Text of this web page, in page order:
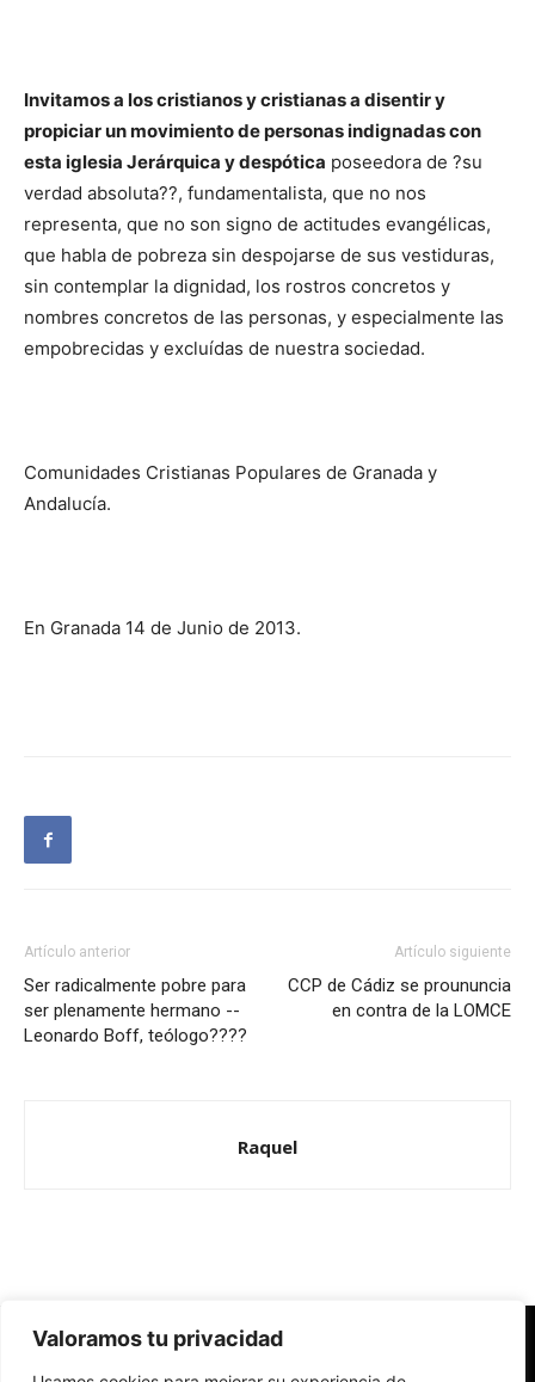
Valoramos tu privacidad
Invitamos a los cristianos y cristianas a disentir y
propiciar un movimiento de personas indignadas con
esta iglesia Jerárquica y despótica poseedora de ?su
verdad absoluta??, fundamentalista, que no nos
representa, que no son signo de actitudes evangélicas,
que habla de pobreza sin despojarse de sus vestiduras,
sin contemplar la dignidad, los rostros concretos y
nombres concretos de las personas, y especialmente las
empobrecidas y excluídas de nuestra sociedad.
Comunidades Cristianas Populares de Granada y
Andalucía.
En Granada 14 de Junio de 2013.
Artículo anterior
Ser radicalmente pobre para
ser plenamente hermano --
Leonardo Boff, teólogo????
Artículo siguiente
CCP de Cádiz se proununcia
en contra de la LOMCE
Raquel
Redes Cristianas